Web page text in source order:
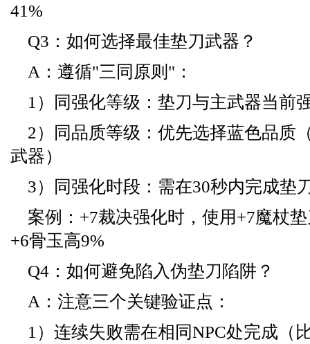
41%
Q3：如何选择最佳垫刀武器？
A：遵循"三同原则"：
1）同强化等级：垫刀与主武器当前
2）同品质等级：优先选择蓝色品质
武器）
3）同强化时段：需在30秒内完成垫
案例：+7裁决强化时，使用+7魔杖
+6骨玉高9%
Q4：如何避免陷入伪垫刀陷阱？
A：注意三个关键验证点：
1）连续失败需在相同NPC处完成（